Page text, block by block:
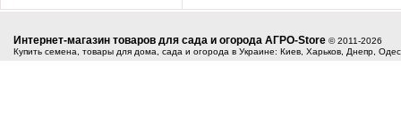
Интернет-магазин товаров для сада и огорода АГРО-Store © 2011-2026
Купить семена, товары для дома, сада и огорода в Украине: Киев, Харьков, Днепр,